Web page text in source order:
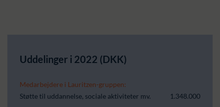
Uddelinger i 2022 (DKK)
Medarbejdere i Lauritzen-gruppen:
Støtte til uddannelse, sociale aktiviteter mv.
1.348.000